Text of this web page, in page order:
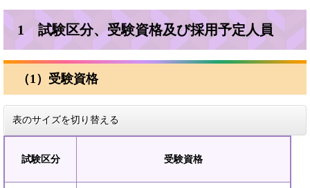
1 試験区分、受験資格及び採用予定人員
（1）受験資格
表のサイズを切り替える
試験区分 受験資格